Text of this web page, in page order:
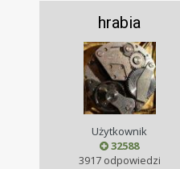
hrabia
Użytkownik
32588
3917 odpowiedzi